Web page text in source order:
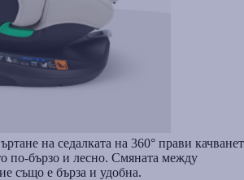
на седалката на 360° прави
по-бързо и лесно. Смяната между
също е бърза и удобна.